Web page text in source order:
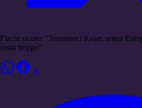
Flachi sicuro: "Teniamoci Kean, senza
costa troppo"